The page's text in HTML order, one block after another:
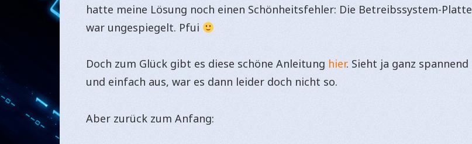
hatte meine Lösung noch einen Schönheitsfehler: Die Betreibssystem-Platte
war ungespiegelt. Pfui
Doch zum Glück gibt es diese schöne Anleitung hier. Sieht ja ganz spannend
und einfach aus, war es dann leider doch nicht so.
Aber zurück zum Anfang: